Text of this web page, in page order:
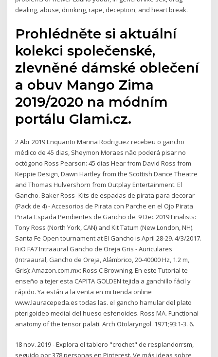
dealing, abuse, drinking, rape, deception, and heart break.
Prohlédněte si aktuální
kolekci společenské,
zlevněné dámské oblečení
a obuv Mango Zima
2019/2020 na módním
portálu Glami.cz.
2 Abr 2019 Enquanto Marina Rodriguez recebeu o gancho
médico de 45 dias, Sheymon Moraes não poderá pisar no
octógono Ross Pearson: 45 dias Hear from David Ross from
Keppie Design, Dawn Hartley from the Scottish Dance Theatre
and Thomas Hulvershorn from Outplay Entertainment. El
Gancho. Baker Ross- Kits de espadas de pirata para decorar
(Pack de 4) - Accesorios de Pirata con Parche en el Ojo Pirata
Pirata Espada Pendientes de Gancho de. 9 Dec 2019 Finalists:
Tony Ross (North York, CAN) and Kit Tatum (New London, NH).
Santa Fe Open tournament at El Gancho is April 28-29. 4/3/2017.
FiiO FA7 Intraaural Gancho de Oreja Gris - Auriculares
(Intraaural, Gancho de Oreja, Alámbrico, 20-40000 Hz, 1.2 m,
Gris): Amazon.com.mx: Ross C Browning. En este Tutorial te
enseño a tejer esta CAPITA GOLDEN tejida a ganchillo fácil y
rápido. Ya están a la venta en mi tienda online
www.lauracepeda.es todas las. el gancho hamular del plato
pterigoideo medial del hueso esfenoides. Ross MA. Functional
anatomy of the tensor palati. Arch Otolaryngol. 1971;93:1-3. 6.
18 nov. 2019 - Explora el tablero "crochet" de resplandorrsm,
seguido por 378 personas en Pinterest. Ve más ideas sobre